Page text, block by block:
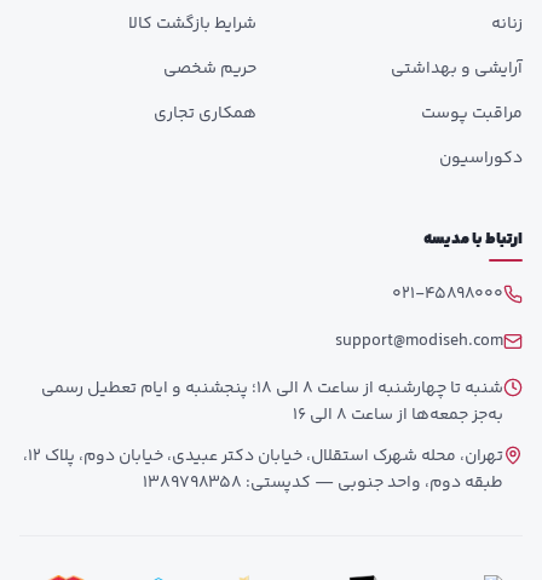
زنانه
آرایشی و بهداشتی
مراقبت پوست
دکوراسیون
شرایط بازگشت کالا
حریم شخصی
همکاری تجاری
ارتباط با مدیسه
021-45898000
support@modiseh.com
شنبه تا چهارشنبه از ساعت 8 الی 18؛ پنجشنبه و ایام تعطیل رسمی
به‌جز جمعه‌ها از ساعت 8 الی 16
تهران، محله شهرک استقلال، خیابان دکتر عبیدی، خیابان دوم، پلاک 12،
طبقه دوم، واحد جنوبی — کدپستی: 1389798358